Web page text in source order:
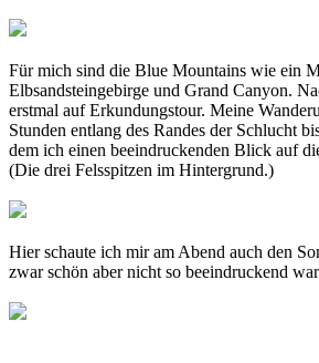
Für mich sind die Blue Mountains wie ein
Elbsandsteingebirge und Grand Canyon.
erstmal auf Erkundungstour. Meine
Stunden entlang des Randes der Schlucht
dem ich einen beeindruckenden Blick auf
(Die drei Felsspitzen im Hintergrund.)
Hier schaute ich mir am Abend auch den
zwar schön aber nicht so beeindruckend